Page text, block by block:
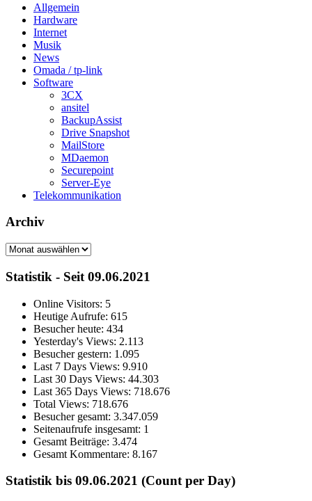
Allgemein
Hardware
Internet
Musik
News
Omada / tp-link
Software
3CX
ansitel
BackupAssist
Drive Snapshot
MailStore
MDaemon
Securepoint
Server-Eye
Telekommunikation
Archiv
Archiv
Statistik - Seit 09.06.2021
Online Visitors: 5
Heutige Aufrufe: 615
Besucher heute: 434
Yesterday's Views: 2.113
Besucher gestern: 1.095
Last 7 Days Views: 9.910
Last 30 Days Views: 44.303
Last 365 Days Views: 718.676
Total Views: 718.676
Besucher gesamt: 3.347.059
Seitenaufrufe insgesamt: 1
Gesamt Beiträge: 3.474
Gesamt Kommentare: 8.167
Statistik bis 09.06.2021 (Count per Day)